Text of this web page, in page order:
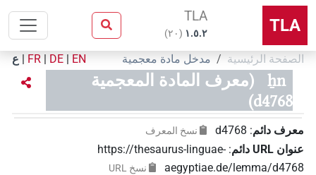
TLA
TLA
۱.٥.٢ (٢٠)
الصفحة الرئيسية مدخل مادة معجمية EN
|
DE
|
FR
| ع
ẖn
(معرف المادة المعجمية
d4768)
معرف دائم:
d4768 نسخ المعرف
عنوان‏ ‏URL‏ دائم :
https://thesaurus-linguae-
aegyptiae.de/lemma/d4768
نسخ‏ ‏URL